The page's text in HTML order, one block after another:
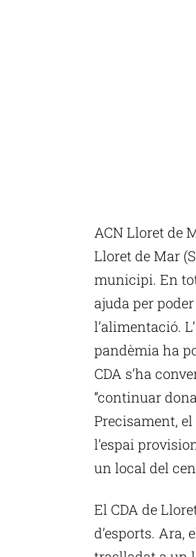
ACN Lloret de
Lloret de Mar
municipi. En
ajuda per
l’alimentació.
pandèmia ha
CDA s’ha
“continuar
Precisament,
l’espai
un local del
El CDA de
d’esports. Ara,